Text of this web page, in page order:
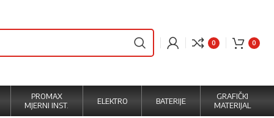
0 0
PROMAX
MJERNI INST.
ELEKTRO BATERIJE
GRAFIČKI
MATERIJAL